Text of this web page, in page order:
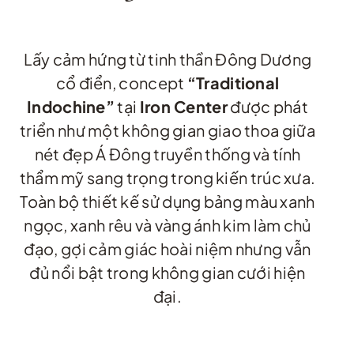
Lấy cảm hứng từ tinh thần Đông Dương
cổ điển, concept “Traditional
Indochine”tại Iron Centerđược phát
triển như một không gian giao thoa giữa
nét đẹp Á Đông truyền thống và tính
thẩm mỹ sang trọng trong kiến trúc xưa.
Toàn bộ thiết kế sử dụng bảng màu xanh
ngọc, xanh rêu và vàng ánh kim làm chủ
đạo, gợi cảm giác hoài niệm nhưng vẫn
đủ nổi bật trong không gian cưới hiện
đại.